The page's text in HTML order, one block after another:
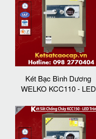
Két Bạc Bình Dương
WELKO KCC110 - LED